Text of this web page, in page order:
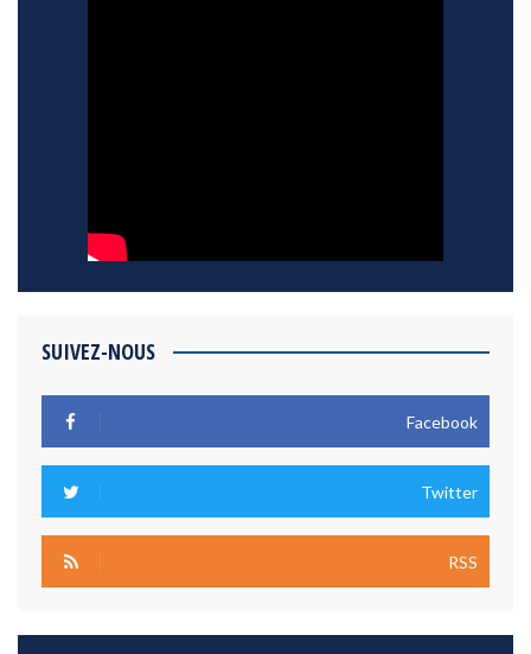
SUIVEZ-NOUS
Facebook
Twitter
RSS